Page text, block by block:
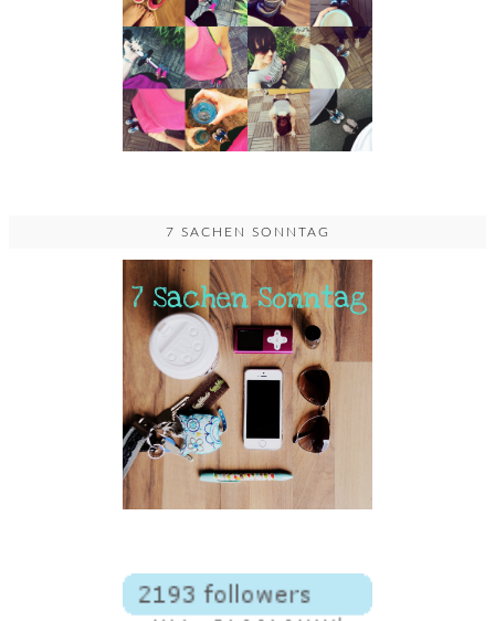
7 SACHEN SONNTAG